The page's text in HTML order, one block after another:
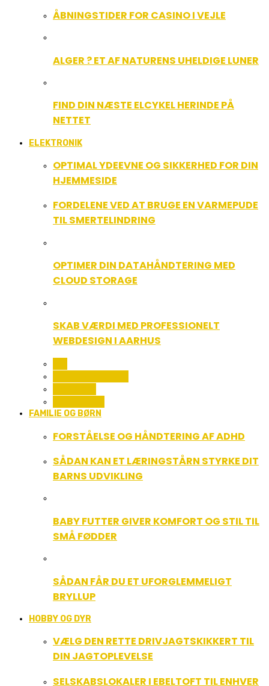
ÅBNINGSTIDER FOR CASINO I VEJLE
ALGER ? ET AF NATURENS UHELDIGE LUNER
FIND DIN NÆSTE ELCYKEL HERINDE PÅ
NETTET
ELEKTRONIK
OPTIMAL YDEEVNE OG SIKKERHED FOR DIN
HJEMMESIDE
FORDELENE VED AT BRUGE EN VARMEPUDE
TIL SMERTELINDRING
OPTIMER DIN DATAHÅNDTERING MED
CLOUD STORAGE
SKAB VÆRDI MED PROFESSIONELT
WEBDESIGN I AARHUS
FAMILIE OG BØRN
FORSTÅELSE OG HÅNDTERING AF ADHD
SÅDAN KAN ET LÆRINGSTÅRN STYRKE DIT
BARNS UDVIKLING
BABY FUTTER GIVER KOMFORT OG STIL TIL
SMÅ FØDDER
SÅDAN FÅR DU ET UFORGLEMMELIGT
BRYLLUP
HOBBY OG DYR
VÆLG DEN RETTE DRIVJAGTSKIKKERT TIL
DIN JAGTOPLEVELSE
SELSKABSLOKALER I EBELTOFT TIL ENHVER